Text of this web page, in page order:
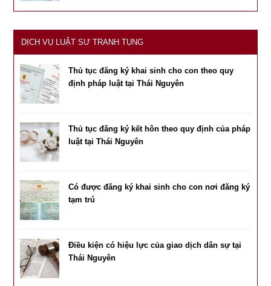
DỊCH VỤ LUẬT SƯ TRANH TỤNG
Thủ tục đăng ký khai sinh cho con theo quy
định pháp luật tại Thái Nguyên
Thủ tục đăng ký kết hôn theo quy định của pháp
luật tại Thái Nguyên
Có được đăng ký khai sinh cho con nơi đăng ký
tạm trú
Điều kiện có hiệu lực của giao dịch dân sự tại
Thái Nguyên